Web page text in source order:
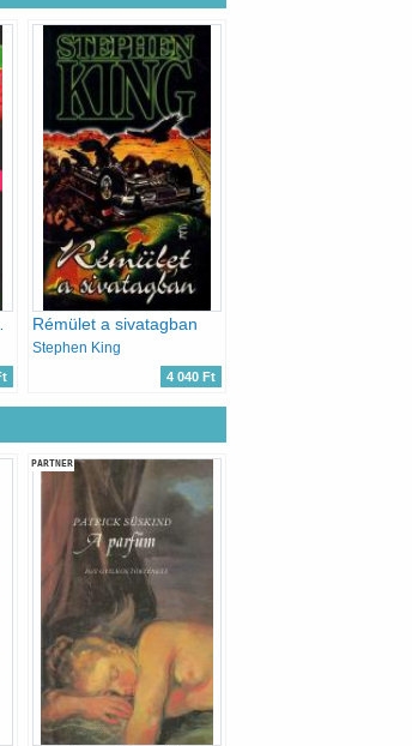
Rémület a sivatagban
Stephen King
4 040 Ft
PARTNER